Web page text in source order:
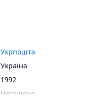
Укрпошта
Україна
1992
Негашене